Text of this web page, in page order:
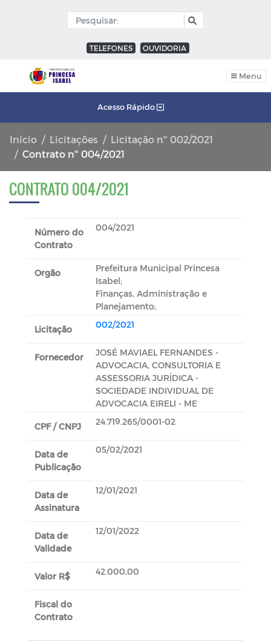
TELEFONES OUVIDORIA
Menu
Acesso Rápido
Início Licitações
Licitação nº 002/2021
Contrato nº 004/2021
CONTRATO 004/2021
Número do
Contrato
004/2021
Orgão
Prefeitura Municipal Princesa
Isabel;
Finanças, Administração e
Planejamento;
Licitação 002/2021
Fornecedor
JOSÉ MAVIAEL FERNANDES -
ADVOCACIA, CONSULTORIA E
ASSESSORIA JURÍDICA -
SOCIEDADE INDIVIDUAL DE
ADVOCACIA EIRELI - ME
CPF / CNPJ 24.719.265/0001-02
Data de
Publicação
05/02/2021
Data de
Assinatura
12/01/2021
Data de
Validade
12/01/2022
Valor R$ 42.000,00
Fiscal do
Contrato